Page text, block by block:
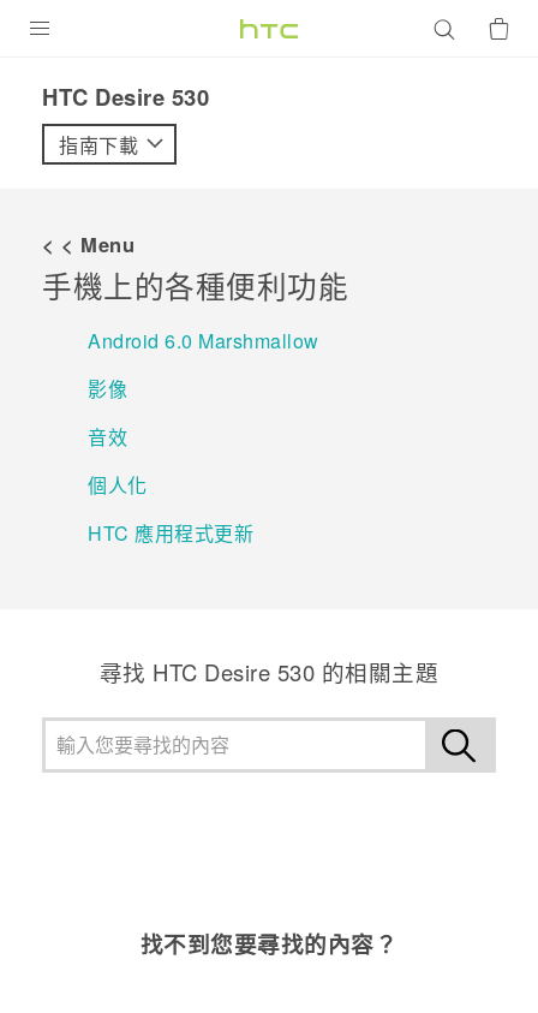
VIVE
配件
優惠專區
焦點訊息
校園專案
銷售門市
銷售通路
支援服務
VIVELAND
HTC Desire 530‎
指南下載
< < Menu
手機上的各種便利功能
Android 6.0 Marshmallow
影像
音效
個人化
HTC 應用程式更新
尋找 HTC Desire 530 的相關主題
找不到您要尋找的內容？